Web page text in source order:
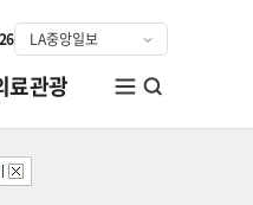
료관광